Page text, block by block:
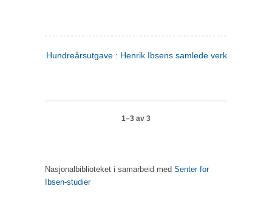
Hundreårsutgave : Henrik Ibsens samlede verker. 4
1–3 av 3
Nasjonalbiblioteket i samarbeid med Senter for
Ibsen-studier